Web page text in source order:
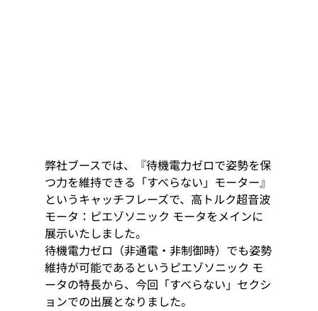
弊社ブースでは、『待機電力ゼロで姿勢を保
つ力を維持できる「すべらない」モーター』
というキャッチフレーズで、高トルク超音波
モータ：ピエゾソニック モータをメインに
展示いたしました。
待機電⼒ゼロ（⾮通電・⾮制御時）でも姿勢
維持が可能であるというピエゾソニック モ
ータの特長から、今回「すべらない」セクシ
ョンでの出展となりました。